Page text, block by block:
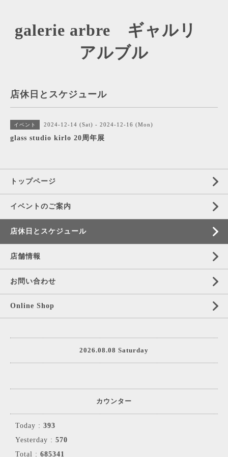
galerie arbre ギャルリ
アルブル
店休日とスケジュール
イベント 2024-12-14 (Sat) - 2024-12-16 (Mon)
glass studio kirlo 20周年展
トップページ
イベントのご案内
店休日とスケジュール
店舗情報
お問い合わせ
Online Shop
2026.08.08 Saturday
カウンター
Today : 393
Yesterday : 570
Total : 685341